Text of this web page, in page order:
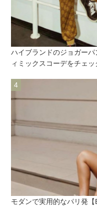
ハイブランドのジョガー
ィミックスコーデをチェッ
モダンで実用的なパリ発